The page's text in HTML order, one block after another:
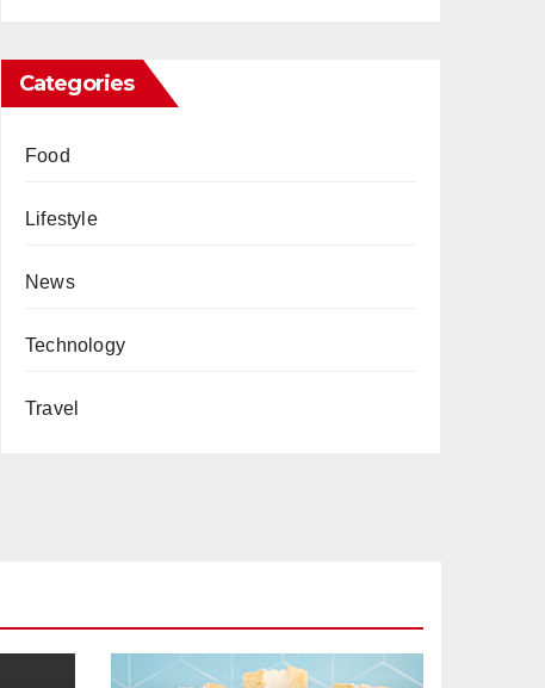
Categories
Food
Lifestyle
News
Technology
Travel